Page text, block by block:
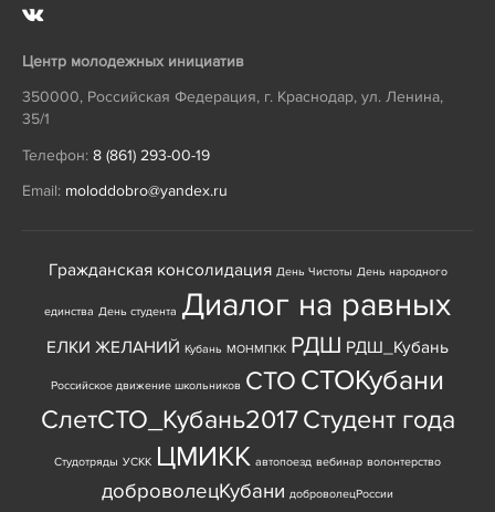
Центр молодежных инициатив
350000, Российская Федерация, г. Краснодар, ул. Ленина,
35/1
Телефон: 8 (861) 293-00-19
Email: moloddobro@yandex.ru
Гражданская консолидация День Чистоты День народного
единства День студента Диалог на равных
ЕЛКИ ЖЕЛАНИЙ Кубань МОНМПКК РДШ РДШ_Кубань
Российское движение школьников СТО СТОКубани
СлетСТО_Кубань2017Студент года
Студотряды УСКК ЦМИКК автопоезд вебинар волонтерство
доброволецКубани доброволецРоссии